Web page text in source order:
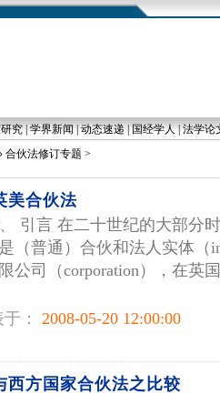
究|学界新闻|动态速递|国经学人|法学论
合伙法修订专题 >
美合伙法
、 引言 在二十世纪的大部分
（普通）合伙和法人实体（
公司（corporation），在英
： 2008-05-20 12:00:00
西方国家合伙法之比较